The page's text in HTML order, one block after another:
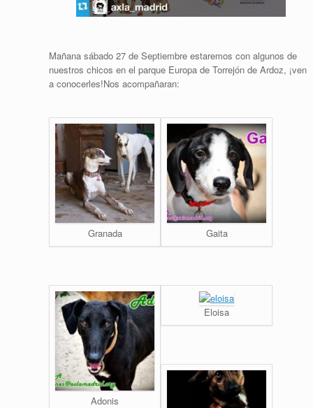
Mañana sábado 27 de Septiembre estaremos con algunos de
nuestros chicos en el parque Europa de Torrejón de Ardoz, ¡ven
a conocerles!Nos acompañaran:
Granada Gaita
Adonis
Eloisa